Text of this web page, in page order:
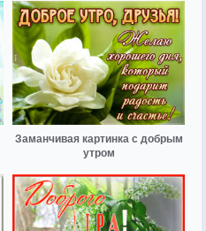
Заманчивая картинка с добрым
утром